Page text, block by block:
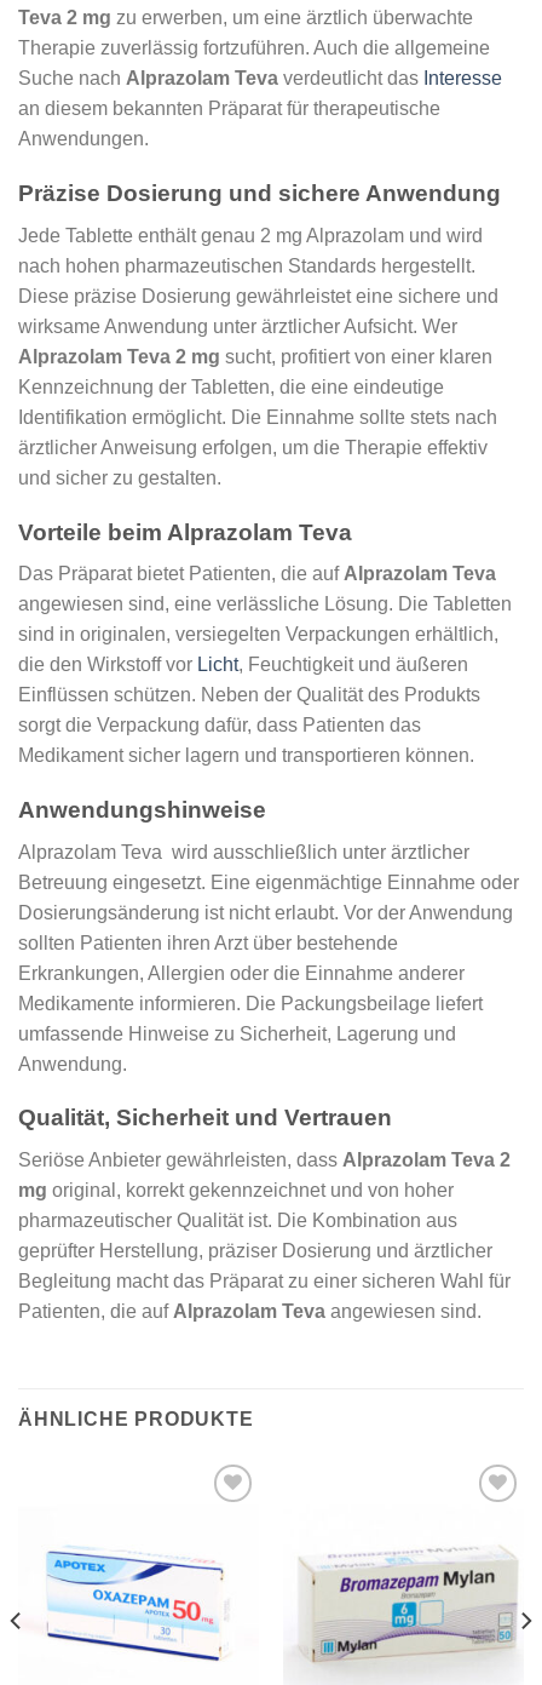
Teva 2 mg zu erwerben, um eine ärztlich überwachte
Therapie zuverlässig fortzuführen. Auch die allgemeine
Suche nach Alprazolam Teva verdeutlicht das Interesse
an diesem bekannten Präparat für therapeutische
Anwendungen.
Präzise Dosierung und sichere Anwendung
Jede Tablette enthält genau 2 mg Alprazolam und wird
nach hohen pharmazeutischen Standards hergestellt.
Diese präzise Dosierung gewährleistet eine sichere und
wirksame Anwendung unter ärztlicher Aufsicht. Wer
Alprazolam Teva 2 mg sucht, profitiert von einer klaren
Kennzeichnung der Tabletten, die eine eindeutige
Identifikation ermöglicht. Die Einnahme sollte stets nach
ärztlicher Anweisung erfolgen, um die Therapie effektiv
und sicher zu gestalten.
Vorteile beim Alprazolam Teva
Das Präparat bietet Patienten, die auf Alprazolam Teva
angewiesen sind, eine verlässliche Lösung. Die Tabletten
sind in originalen, versiegelten Verpackungen erhältlich,
die den Wirkstoff vor Licht, Feuchtigkeit und äußeren
Einflüssen schützen. Neben der Qualität des Produkts
sorgt die Verpackung dafür, dass Patienten das
Medikament sicher lagern und transportieren können.
Anwendungshinweise
Alprazolam Teva wird ausschließlich unter ärztlicher
Betreuung eingesetzt. Eine eigenmächtige Einnahme oder
Dosierungsänderung ist nicht erlaubt. Vor der Anwendung
sollten Patienten ihren Arzt über bestehende
Erkrankungen, Allergien oder die Einnahme anderer
Medikamente informieren. Die Packungsbeilage liefert
umfassende Hinweise zu Sicherheit, Lagerung und
Anwendung.
Qualität, Sicherheit und Vertrauen
Seriöse Anbieter gewährleisten, dass Alprazolam Teva 2
mg original, korrekt gekennzeichnet und von hoher
pharmazeutischer Qualität ist. Die Kombination aus
geprüfter Herstellung, präziser Dosierung und ärztlicher
Begleitung macht das Präparat zu einer sicheren Wahl für
Patienten, die auf Alprazolam Teva angewiesen sind.
ÄHNLICHE PRODUKTE